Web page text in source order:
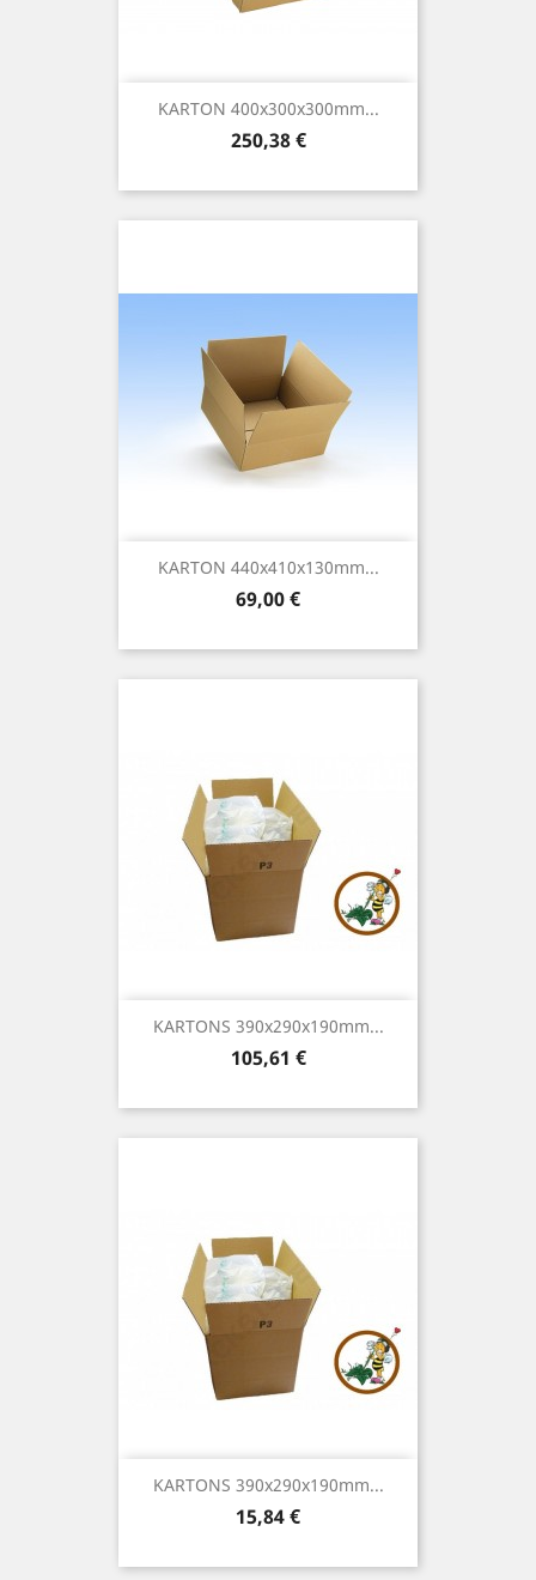
KARTON 400x300x300mm...
Preis
250,38 €
KARTON 440x410x130mm...
Preis
69,00 €
KARTONS 390x290x190mm...
Preis
105,61 €
KARTONS 390x290x190mm...
Preis
15,84 €